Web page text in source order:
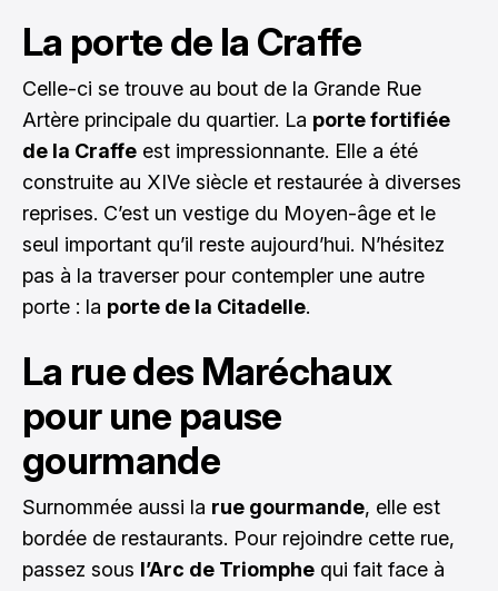
La porte de la Craffe
Celle-ci se trouve au bout de la Grande Rue
Artère principale du quartier. La porte fortifiée
de la Craffe est impressionnante. Elle a été
construite au XIVe siècle et restaurée à diverses
reprises. C’est un vestige du Moyen-âge et le
seul important qu’il reste aujourd’hui. N’hésitez
pas à la traverser pour contempler une autre
porte : la porte de la Citadelle.
La rue des Maréchaux
pour une pause
gourmande
Surnommée aussi la rue gourmande, elle est
bordée de restaurants. Pour rejoindre cette rue,
passez sous l’Arc de Triomphe qui fait face à